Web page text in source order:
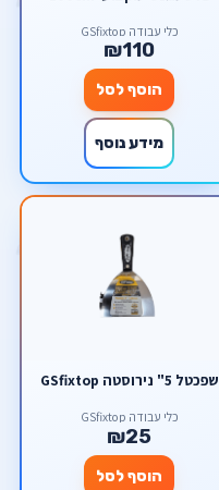
כלי עבודה GSfixtop
₪110
הוסף לסל
מידע נוסף
שפכטל 5" נירוסטה GSfixtop
כלי עבודה GSfixtop
₪25
הוסף לסל